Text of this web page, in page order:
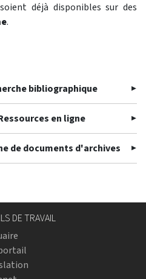
déjà disponibles sur des
.
bibliographique
en ligne
de documents d'archives
DE TRAVAIL